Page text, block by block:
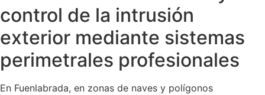
control de la intrusión
exterior mediante sistemas
perimetrales profesionales
En Fuenlabrada, en zonas de naves y polígonos